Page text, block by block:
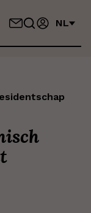
NL